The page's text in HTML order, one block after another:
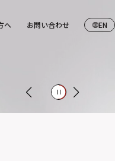
へ お問い合わせ EN